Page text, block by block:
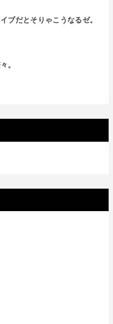
ブだとそりゃこうなるゼ。
。